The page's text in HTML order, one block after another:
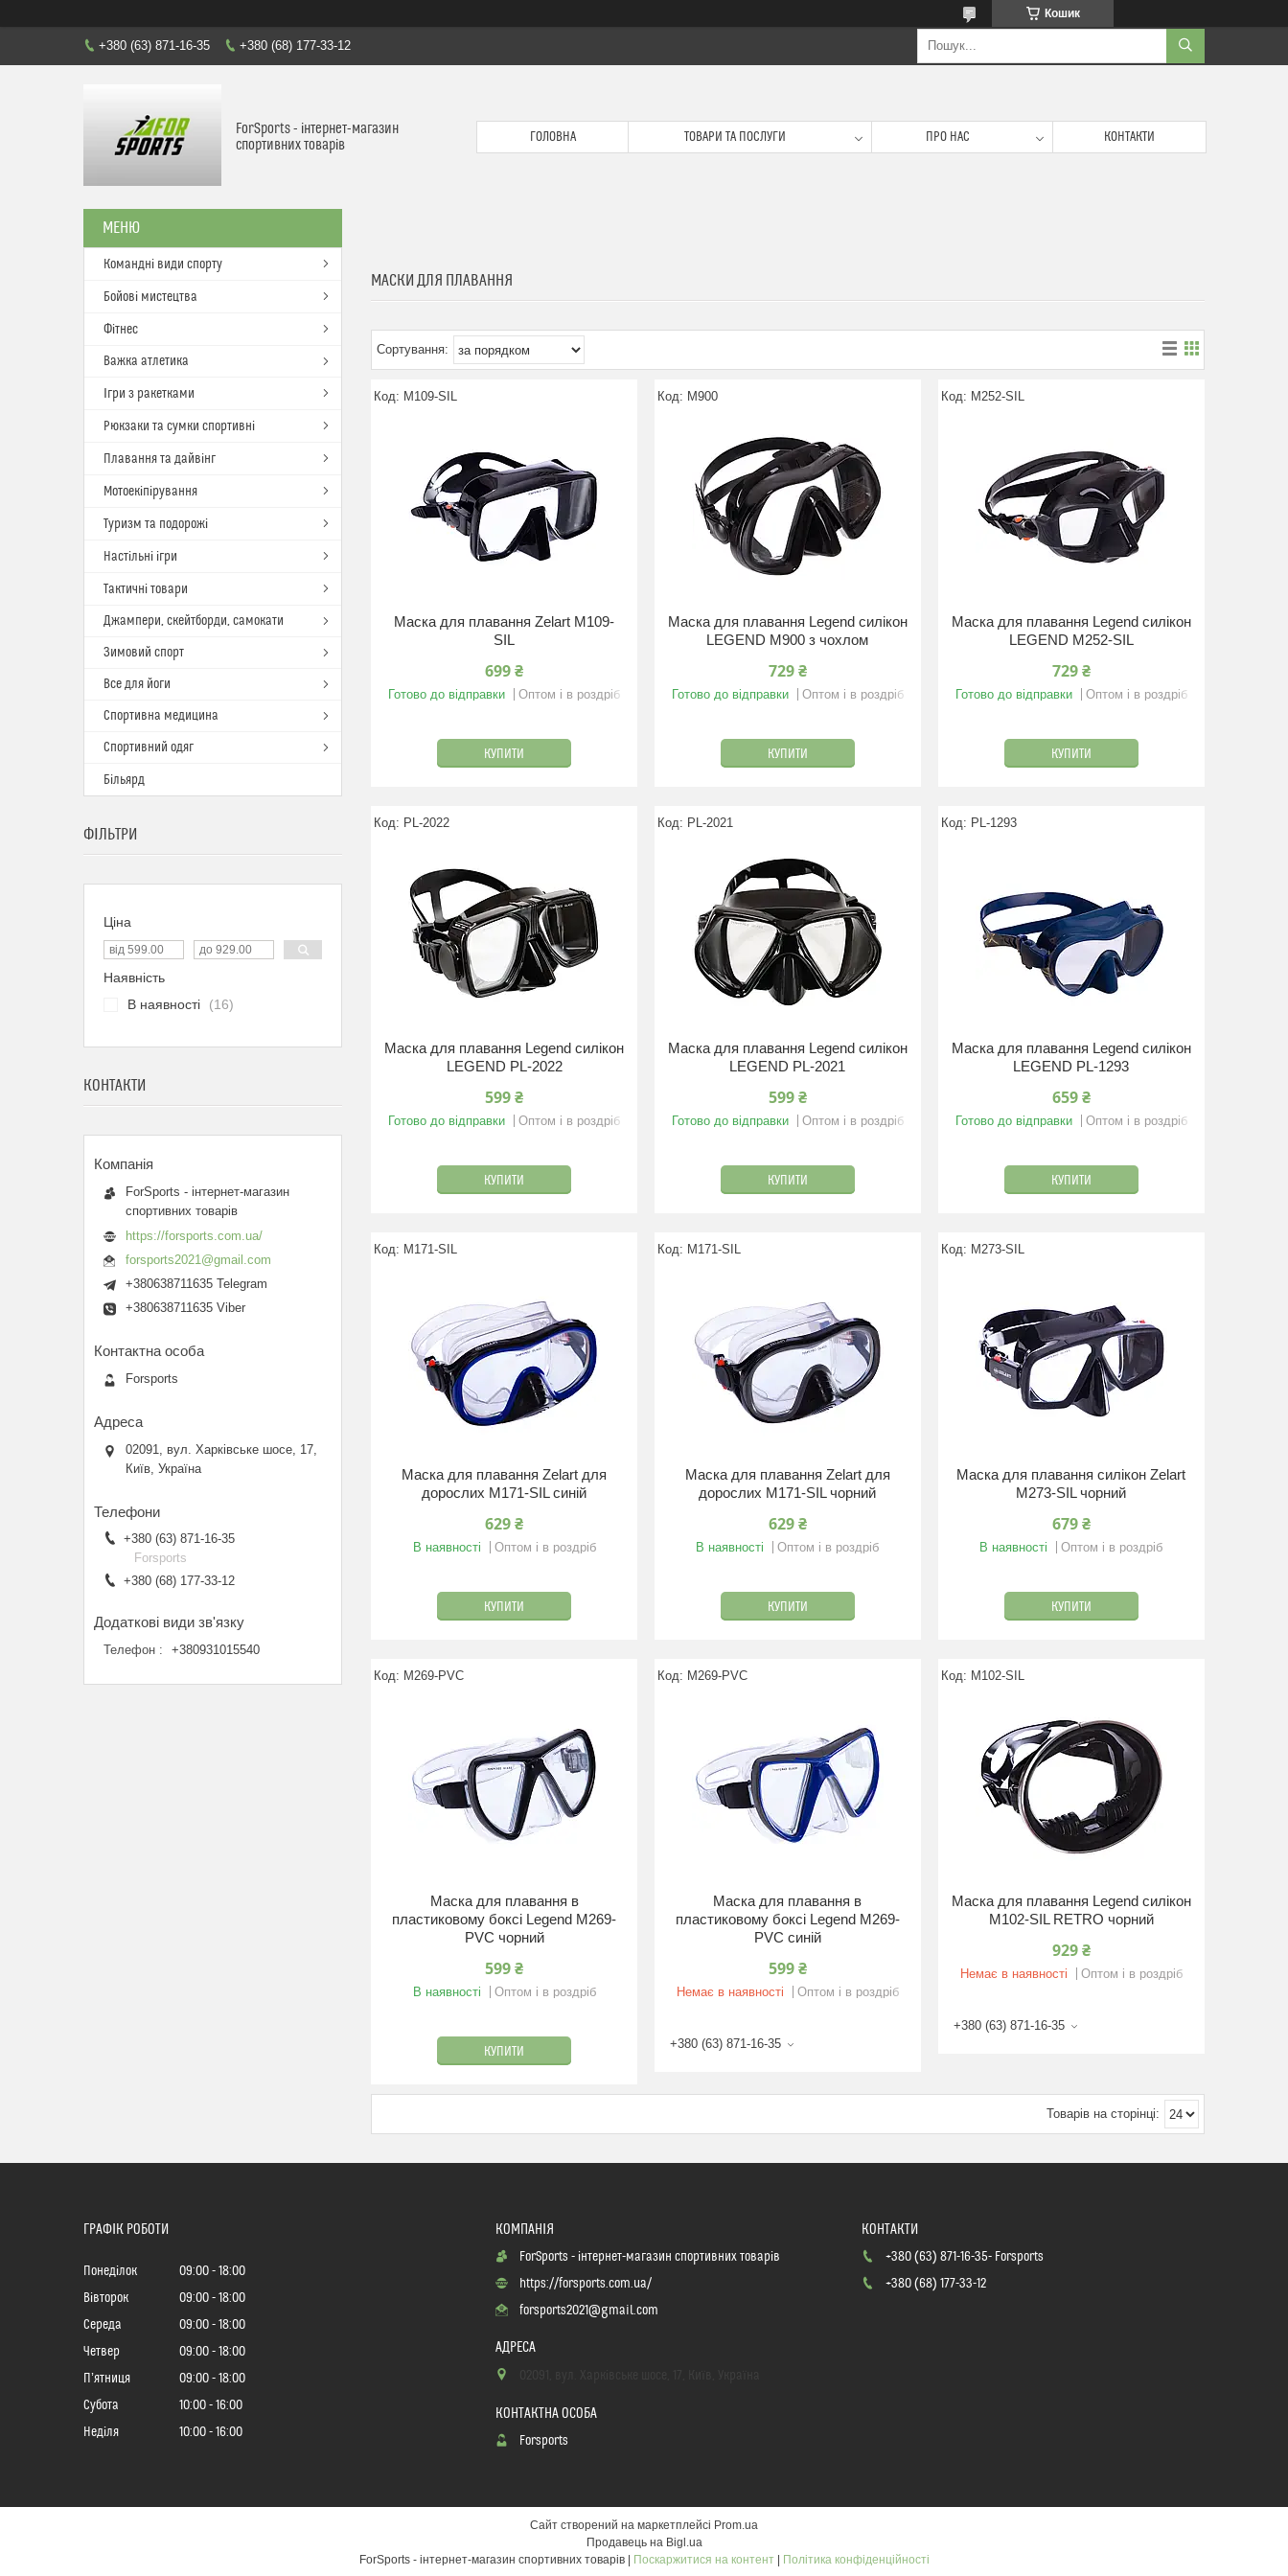
Кошик
+380 (63) 871-16-35 +380 (68) 177-33-12
ForSports - інтернет-магазин
спортивних товарів
ГОЛОВНА ТОВАРИ ТА ПОСЛУГИ ПРО НАС КОНТАКТИ
МАСКИ ДЛЯ ПЛАВАННЯ
M109-SIL
Маска для плавання Zelart M109-
SIL
699 ₴
Готово до відправки Оптом і в роздріб
КУПИТИ
M900
Маска для плавання Legend силікон
LEGEND M900 з чохлом
729 ₴
Готово до відправки Оптом і в роздріб
КУПИТИ
M252-SIL
Маска для плавання Legend силікон
LEGEND M252-SIL
729 ₴
Готово до відправки Оптом і в роздріб
КУПИТИ
PL-2022
Маска для плавання Legend силікон
LEGEND PL-2022
599 ₴
Готово до відправки Оптом і в роздріб
КУПИТИ
PL-2021
Маска для плавання Legend силікон
LEGEND PL-2021
599 ₴
Готово до відправки Оптом і в роздріб
КУПИТИ
PL-1293
Маска для плавання Legend силікон
LEGEND PL-1293
659 ₴
Готово до відправки Оптом і в роздріб
КУПИТИ
M171-SIL
Маска для плавання Zelart для
дорослих M171-SIL синій
629 ₴
В наявності Оптом і в роздріб
КУПИТИ
M171-SIL
Маска для плавання Zelart для
дорослих M171-SIL чорний
629 ₴
В наявності Оптом і в роздріб
КУПИТИ
M273-SIL
Маска для плавання силікон Zelart
M273-SIL чорний
679 ₴
В наявності Оптом і в роздріб
КУПИТИ
M269-PVC
Маска для плавання в
пластиковому боксі Legend M269-
PVC чорний
599 ₴
В наявності Оптом і в роздріб
КУПИТИ
M269-PVC
Маска для плавання в
пластиковому боксі Legend M269-
PVC синій
599 ₴
Немає в наявності Оптом і в роздріб
+380 (63) 871-16-35
M102-SIL
Маска для плавання Legend силікон
M102-SIL RETRO чорний
929 ₴
Немає в наявності Оптом і в роздріб
+380 (63) 871-16-35
Командні види спорту
Бойові мистецтва
Фітнес
Важка атлетика
Ігри з ракетками
Рюкзаки та сумки спортивні
Плавання та дайвінг
Мотоекіпірування
Туризм та подорожі
Настільні ігри
Тактичні товари
Джампери, скейтборди, самокати
Зимовий спорт
Все для йоги
Спортивна медицина
Спортивний одяг
Більярд
ФІЛЬТРИ
Ціна
Наявність
В наявності
16
КОНТАКТИ
ForSports - інтернет-магазин
спортивних товарів
https://forsports.com.ua/
forsports2021@gmail.com
+380638711635 Telegram
+380638711635 Viber
Forsports
02091, вул. Харківське шосе, 17,
Київ, Україна
+380 (63) 871-16-35
Forsports
+380 (68) 177-33-12
Телефон +380931015540
ГРАФІК РОБОТИ
Понеділок 09:00
18:00
Вівторок
09:00
18:00
Середа
09:00
18:00
Четвер
09:00
18:00
Пʼятниця
09:00
18:00
Субота
10:00
16:00
Неділя
10:00 16:00
ForSports - інтернет-магазин спортивних товарів
https://forsports.com.ua/
forsports2021@gmail.com
Forsports
+380 (63) 871-16-35 Forsports
+380 (68) 177-33-12
Сайт створений на маркетплейсі Prom.ua
Продавець на Bigl.ua
Поскаржитися на контент Політика конфіденційності